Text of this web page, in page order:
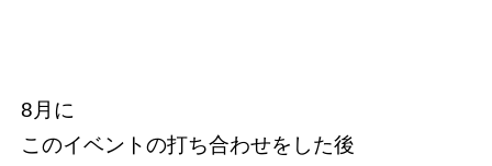
8月に
このイベントの打ち合わせをした後